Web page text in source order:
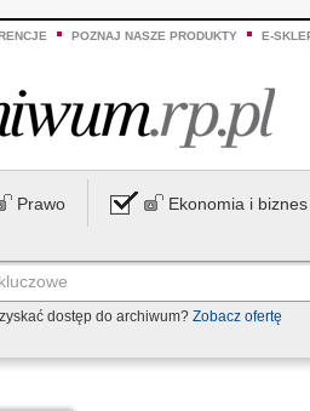
POZNAJ NASZE PRODUKTY E-
Prawo Ekonomia i biznes
dostęp do archiwum? Zobacz ofertę